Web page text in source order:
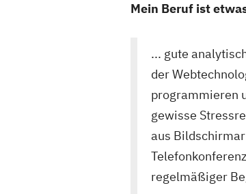
Mein Beruf ist
... gute
der
programmieren
gewisse
aus
regelmäßiger